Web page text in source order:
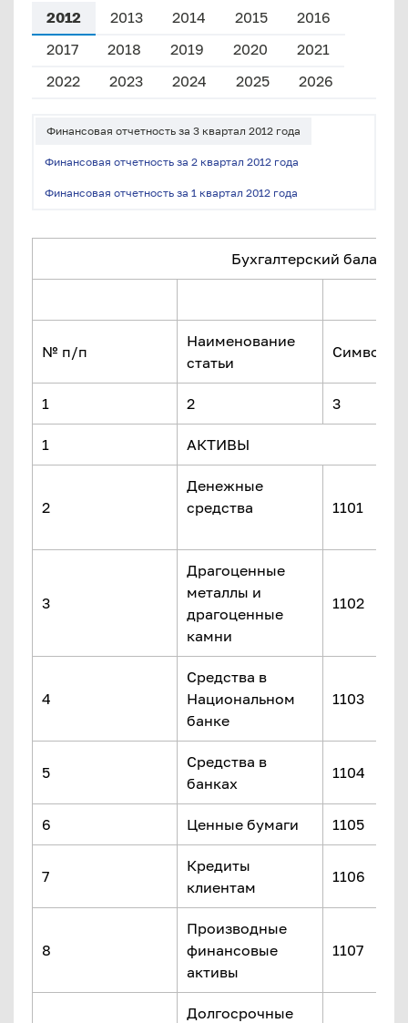
2012 2013 2014 2015
2016
2017
2018 2019 2020
2021
2022
2023 2024 2025 2026
Финансовая отчетность за 3 квартал 2012 года
Финансовая отчетность за 2 квартал 2012 года
Финансовая отчетность за 1 квартал 2012 года
Бухгалтерский баланс
№ п/п
Наименование
статьи
Символ
1 2 3
1 АКТИВЫ
2
Денежные
средства
1101
3
Драгоценные
металлы и
драгоценные
камни
1102
4
Средства в
Национальном
банке
1103
5
Средства в
банках
1104
6 Ценные бумаги 1105
7
Кредиты
клиентам
1106
8
Производные
финансовые
активы
1107
Долгосрочные